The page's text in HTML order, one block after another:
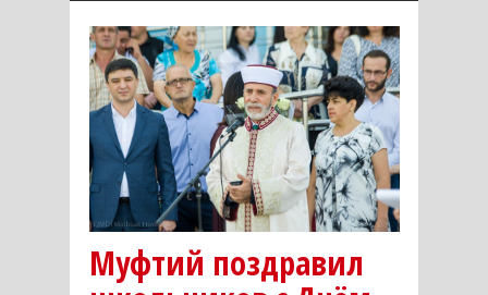
Муфтий поздравил